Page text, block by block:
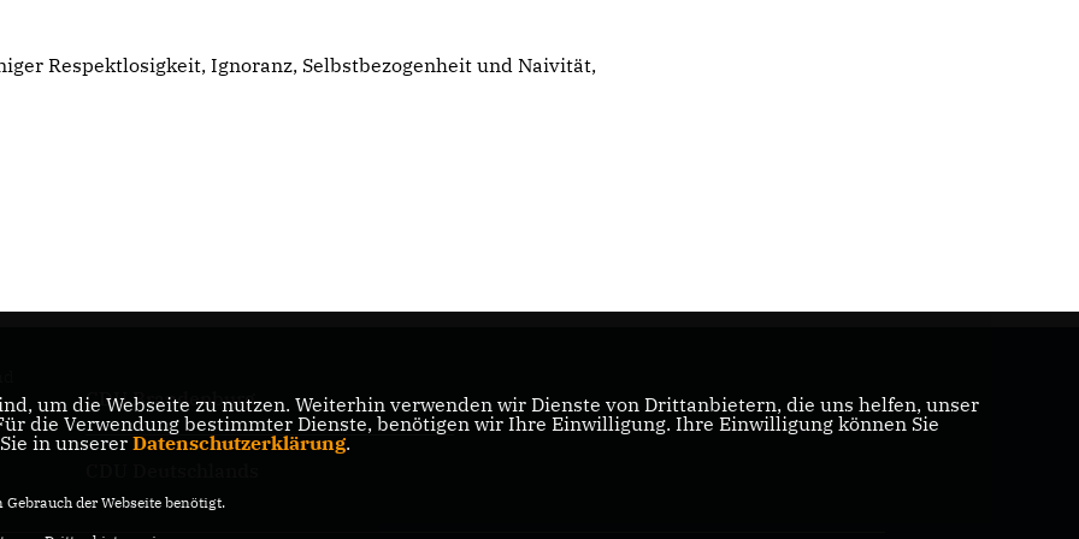
Respektlosigkeit, Ignoranz, Selbstbezogenheit und Naivität,
CDU Brandenburg
um die Webseite zu nutzen. Weiterhin verwenden wir Dienste von Drittanbietern, die uns helfen, unser
die Verwendung bestimmter Dienste, benötigen wir Ihre Einwilligung. Ihre Einwilligung können Sie
in unserer Datenschutzerklärung.
der Webseite benötigt.